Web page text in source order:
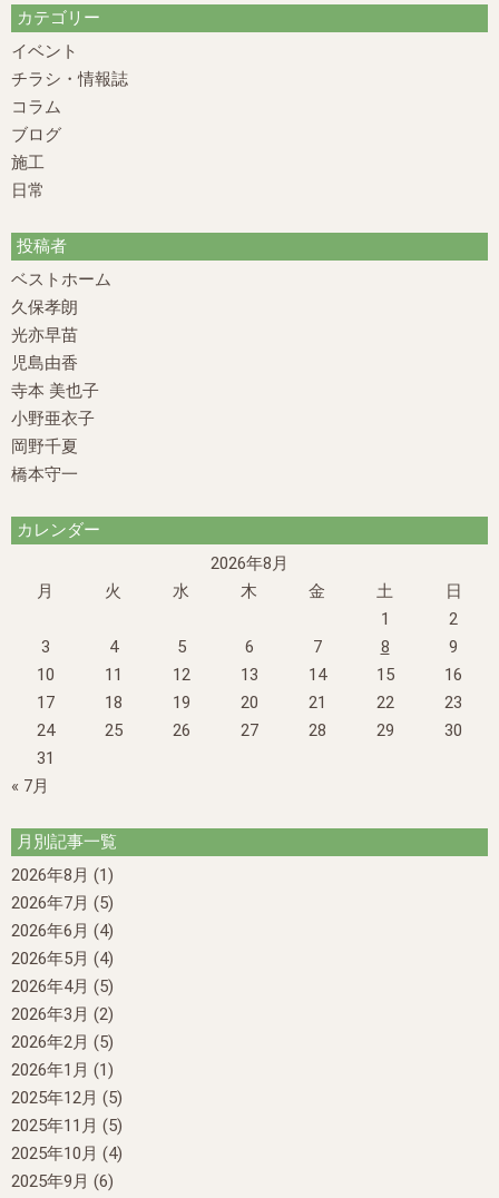
カテゴリー
イベント
チラシ・情報誌
コラム
ブログ
施工
日常
投稿者
ベストホーム
久保孝朗
光亦早苗
児島由香
寺本 美也子
小野亜衣子
岡野千夏
橋本守一
カレンダー
2026年8月
月
火 水 木 金 土
日
1
2
3
4 5 6 7 8
9
10
11 12 13 14 15
16
17
18 19 20 21 22
23
24
25 26 27 28 29
30
31
« 7月
月別記事一覧
2026年8月 (1)
2026年7月 (5)
2026年6月 (4)
2026年5月 (4)
2026年4月 (5)
2026年3月 (2)
2026年2月 (5)
2026年1月 (1)
2025年12月 (5)
2025年11月 (5)
2025年10月 (4)
2025年9月 (6)